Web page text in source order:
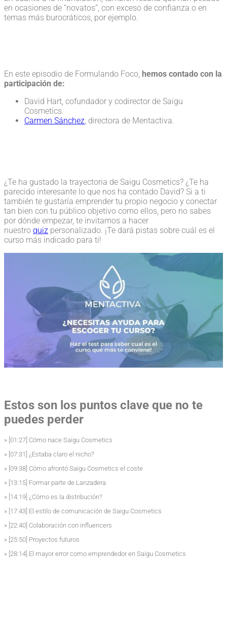
en ocasiones de “novatos”, con exceso de confianza o en
temas más burocráticos, por ejemplo.
En este episodio de Formulando Foco, hemos contado con la
participación de:
David Hart, cofundador y codirector de Saigu
Cosmetics.
Carmen Sánchez , directora de Mentactiva.
¿Te ha gustado la trayectoria de Saigu Cosmetics? ¿Te ha
parecido interesante lo que nos ha contado David? Si a ti
también te gustaría emprender tu propio negocio y conectar
tan bien con tu público objetivo como ellos, pero no sabes
por dónde empezar, te invitamos a hacer
nuestro quiz personalizado. ¡Te dará pistas sobre cuál es el
curso más indicado para ti!
Estos son los puntos clave que no te
puedes perder
» [01:27] Cómo nace Saigu Cosmetics
» [07:31] ¿Estaba claro el nicho?
» [09:38] Cómo afrontó Saigu Cosmetics el coste
» [13:15] Formar parte de Lanzadera
» [14:19] ¿Cómo es la distribución?
» [17:43] El estilo de comunicación de Saigu Cosmetics
» [22:40] Colaboración con influencers
» [25:50] Proyectos futuros
» [28:14] El mayor error como emprendedor en Saigu Cosmetics